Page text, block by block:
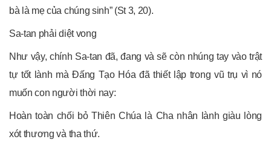
bà là mẹ của chúng sinh” (St 3, 20).
Sa-tan phải diệt vong
Như vậy, chính Sa-tan đã, đang và sẽ còn nhúng tay vào trật
tự tốt lành mà Đấng Tạo Hóa đã thiết lập trong vũ trụ vì nó
muốn con người thời nay:
Hoàn toàn chối bỏ Thiên Chúa là Cha nhân lành giàu lòng
xót thương và tha thứ.